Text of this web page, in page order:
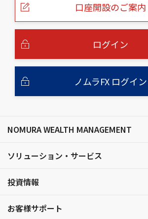
口座開設のご案内
ログイン
ノムラFX ログイン
NOMURA WEALTH MANAGEMENT
ソリューション・サービス
投資情報
お客様サポート